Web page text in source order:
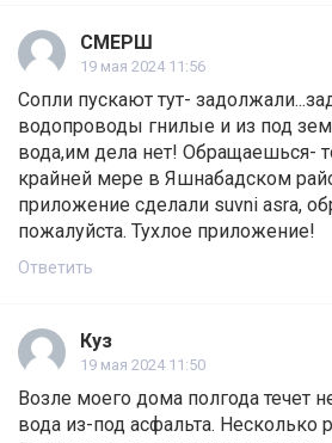
СМЕРШ
19 мая 2024 11:56
Сопли пускают тут-
водопроводы гнилые и из под
вода,им дела нет! Обращаешься-
крайней мере в Яшнабадском
приложение сделали suvni asra,
пожалуйста. Тухлое приложение!
Ответить
Куз
19 мая 2024 11:50
Возле моего дома полгода течет
вода из-под асфальта. Несколько